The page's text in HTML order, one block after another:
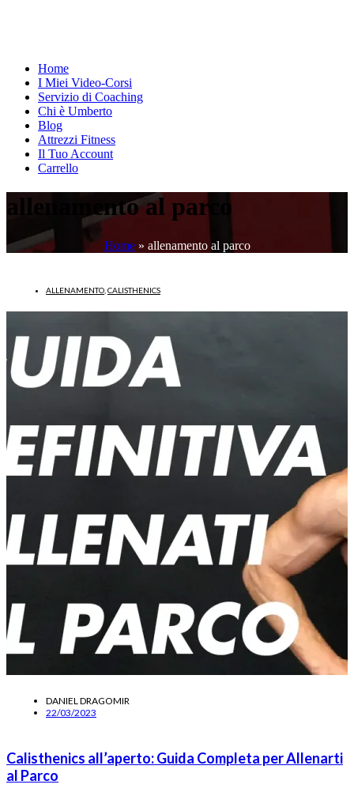
Home
I Miei Video-Corsi
Servizio di Coaching
Chi è Umberto
Blog
Attrezzi Fitness
Il Tuo Account
Carrello
allenamento al parco
Home» allenamento al parco
ALLENAMENTO CALISTHENICS
DANIEL DRAGOMIR
22/03/2023
Calisthenics all’aperto: Guida Completa per Allenarti
al Parco